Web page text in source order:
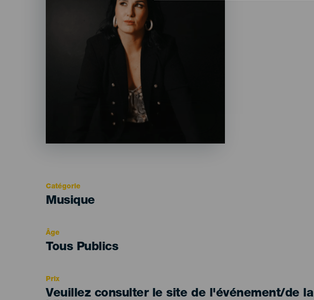
Catégorie
Categoría
Musique
Âge
Edad
Tous Publics
Prix
Veuillez consulter le site de l'événement/de la